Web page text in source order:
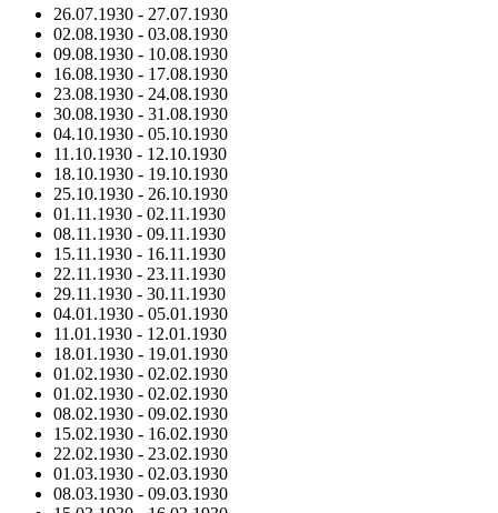
26.07.1930 - 27.07.1930
02.08.1930 - 03.08.1930
09.08.1930 - 10.08.1930
16.08.1930 - 17.08.1930
23.08.1930 - 24.08.1930
30.08.1930 - 31.08.1930
04.10.1930 - 05.10.1930
11.10.1930 - 12.10.1930
18.10.1930 - 19.10.1930
25.10.1930 - 26.10.1930
01.11.1930 - 02.11.1930
08.11.1930 - 09.11.1930
15.11.1930 - 16.11.1930
22.11.1930 - 23.11.1930
29.11.1930 - 30.11.1930
04.01.1930 - 05.01.1930
11.01.1930 - 12.01.1930
18.01.1930 - 19.01.1930
01.02.1930 - 02.02.1930
01.02.1930 - 02.02.1930
08.02.1930 - 09.02.1930
15.02.1930 - 16.02.1930
22.02.1930 - 23.02.1930
01.03.1930 - 02.03.1930
08.03.1930 - 09.03.1930